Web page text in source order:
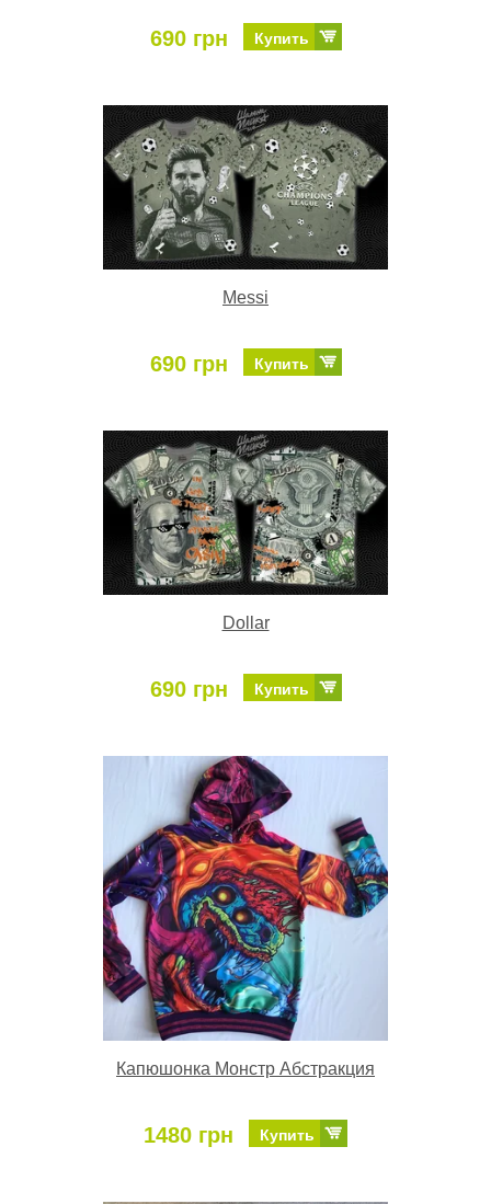
690 грн Купить
Messi
690 грн Купить
Dollar
690 грн Купить
Капюшонка Монстр Абстракция
1480 грн Купить